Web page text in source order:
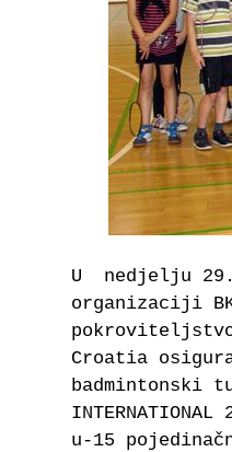
U nedjelju
organizaciji BK
Croatia
badmintonski
u-15